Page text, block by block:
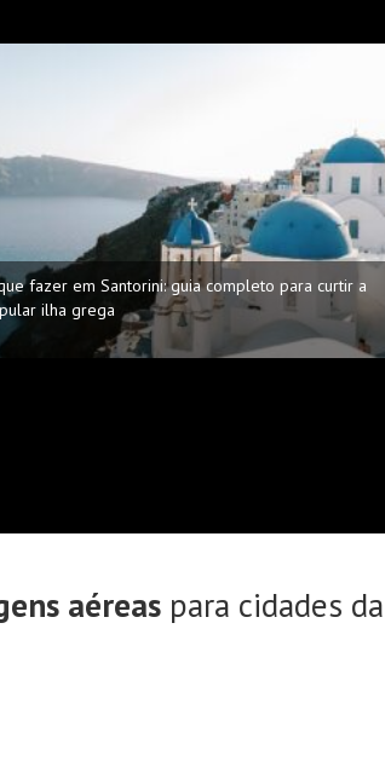
fazer em Santorini: guia completo para curtir a
ilha grega
aéreas para cidades